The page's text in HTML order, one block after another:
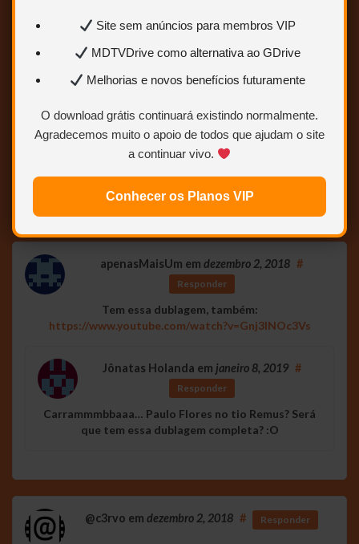
Site sem anúncios para membros VIP
MDTVDrive como alternativa ao GDrive
Melhorias e novos benefícios futuramente
O download grátis continuará existindo normalmente.
Agradecemos muito o apoio de todos que ajudam o site
a continuar vivo.
Conhecer os Planos VIP
Responder
muito bom gostei obg
esse site e bom para voce baixar filmes classico em 1080p
http://nnm-club.me/forum/portal.php?c=6
Dantweetemdezembro 2, 2018
Que maravilha! Seu trabalho é fantástico Cannibal!
Obrigado por todas as rmz que faz e compartilha!
apenasMaisUm em dezembro 2, 2018 #
Responder
Tem essa dublagem, também:
https://www.youtube.com/watch?v=Gnj3INOc3Vs
Jônatas Holanda em janeiro 8, 2019 #
Responder
Carrammmbbaaa… Paulo Flores no tio Remus? Será
que tem essa dublagem completa? :O
@c3rvo em dezembro 2, 2018 # Responder